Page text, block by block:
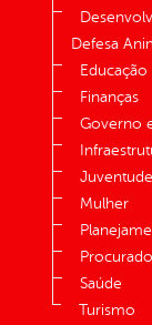
Defesa
Educação
Finanças
Governo
Mulher
Saúde
Turismo